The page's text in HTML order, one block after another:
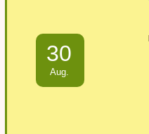
30
Aug.